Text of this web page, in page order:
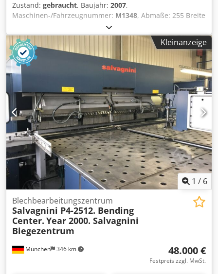
Zustand: gebraucht, Baujahr: 2007,
Maschinen-/Fahrzeugnummer: M1348, Abmaße: 255 Breite
x170 Tiefe x254 Höhe Gewicht: 4100 kg Max. Presskraft: 400
kN (40 Tonnen) Max. Biegelänge 1600mm Abstand
zwischen den Ständern: 1600mm X-Achsen Verfahrweg:
600mm Hub max.: 290mm Gesteuerte Achsen: X, Y, R
Steuerung: Ausstattung: 4 Anschläge Zustand: Original
Bildschirm Defekt --> Zweitbildschirm wurde montiert und
mit Maschine verbunden. (Funktioniert) Crodpeylhkyefx
Aprof Bombierung: servomechanisch betriebenen Power
Belt System --> gleichmäßige Kraftverteilung Die Anlage ist
funktionsfähig und in einem guten Allgemeinzustand.
Kleinanzeige
1 / 6
München 346 km
Blechbearbeitungszentrum
Salvagnini P4-2512. Bending
Center. Year 2000. Salvagnini
Biegezentrum
48.000 €
Festpreis zzgl. MwSt.